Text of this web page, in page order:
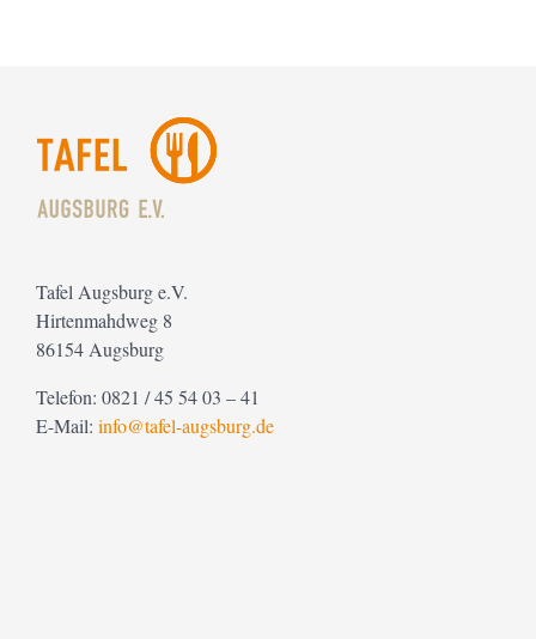
Tafel Augsburg e.V.
Hirtenmahdweg 8
86154 Augsburg
Telefon: 0821 / 45 54 03 – 41
E-Mail: info@tafel-augsburg.de